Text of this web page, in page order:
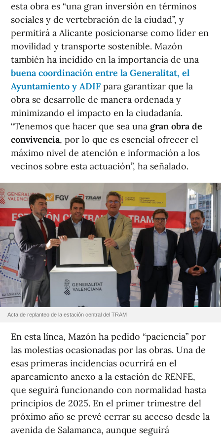
esta obra es “una gran inversión en términos
sociales y de vertebración de la ciudad”, y
permitirá a Alicante posicionarse como líder en
movilidad y transporte sostenible. Mazón
también ha incidido en la importancia de una
buena coordinación entre la Generalitat, el
Ayuntamiento y ADIF para garantizar que la
obra se desarrolle de manera ordenada y
minimizando el impacto en la ciudadanía.
“Tenemos que hacer que sea una gran obra de
convivencia, por lo que es esencial ofrecer el
máximo nivel de atención e información a los
vecinos sobre esta actuación”, ha señalado.
Acta de replanteo de la estación central del TRAM
En esta línea, Mazón ha pedido “paciencia” por
las molestías ocasionadas por las obras. Una de
esas primeras incidencias ocurrirá en el
aparcamiento anexo a la estación de RENFE,
que seguirá funcionando con normalidad hasta
principios de 2025. En el primer trimestre del
próximo año se prevé cerrar su acceso desde la
avenida de Salamanca, aunque seguirá